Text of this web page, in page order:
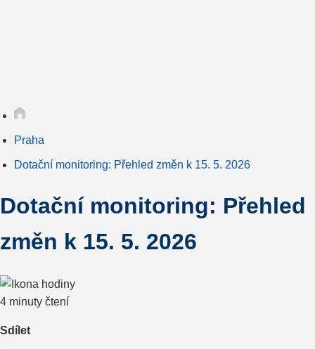
Praha
Dotační monitoring: Přehled změn k 15. 5. 2026
Dotační monitoring: Přehled
změn k 15. 5. 2026
4 minuty čtení
Sdílet